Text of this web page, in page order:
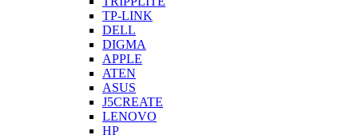
TP-LINK
DELL
DIGMA
APPLE
ATEN
ASUS
J5CREATE
LENOVO
HP